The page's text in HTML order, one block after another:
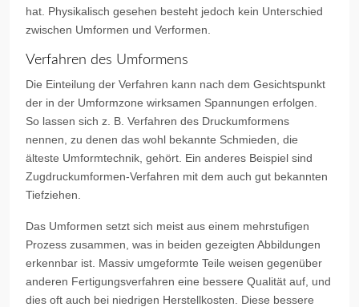
hat. Physikalisch gesehen besteht jedoch kein Unterschied
zwischen Umformen und Verformen.
Verfahren des Umformens
Die Einteilung der Verfahren kann nach dem Gesichtspunkt
der in der Umformzone wirksamen Spannungen erfolgen.
So lassen sich z. B. Verfahren des Druckumformens
nennen, zu denen das wohl bekannte Schmieden, die
älteste Umformtechnik, gehört. Ein anderes Beispiel sind
Zugdruckumformen-Verfahren mit dem auch gut bekannten
Tiefziehen.
Das Umformen setzt sich meist aus einem mehrstufigen
Prozess zusammen, was in beiden gezeigten Abbildungen
erkennbar ist. Massiv umgeformte Teile weisen gegenüber
anderen Fertigungsverfahren eine bessere Qualität auf, und
dies oft auch bei niedrigen Herstellkosten. Diese bessere